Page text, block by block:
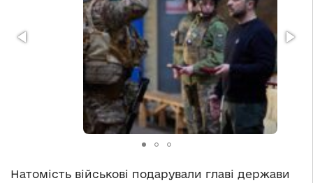
Натомість військові подарували главі держави